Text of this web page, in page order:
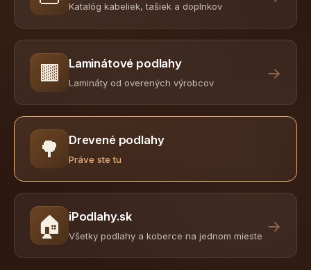
Katalóg kabeliek, tašiek a doplnkov
🟫 Laminátové podlahy
Lamináty od overených výrobcov
→
🌳 Drevené podlahy
Práve ste tu
🏠 iPodlahy.sk
Všetky podlahy a koberce na jednom mieste
→